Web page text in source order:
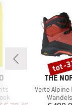
MERK
THE
Artikel
Verto Alpine
Korting
tot -